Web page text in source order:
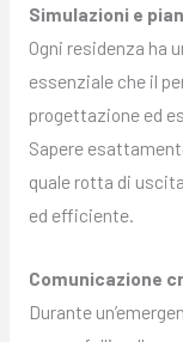
Simulazioni e
Ogni residenza ha
essenziale che il
progettazione ed
Sapere
quale rotta di
ed efficiente.
Comunicazione
Durante